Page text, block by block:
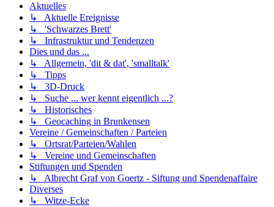
Aktuelles
↳ Aktuelle Ereignisse
↳ 'Schwarzes Brett'
↳ Infrastruktur und Tendenzen
Dies und das ...
↳ Allgemein, 'dit & dat', 'smalltalk'
↳ Tipps
↳ 3D-Druck
↳ Suche ... wer kennt eigentlich ...?
↳ Historisches
↳ Geocaching in Brunkensen
Vereine / Gemeinschaften / Parteien
↳ Ortsrat/Parteien/Wahlen
↳ Vereine und Gemeinschaften
Stiftungen und Spenden
↳ Albrecht Graf von Goertz - Siftung und Spendenaffaire
Diverses
↳ Witze-Ecke